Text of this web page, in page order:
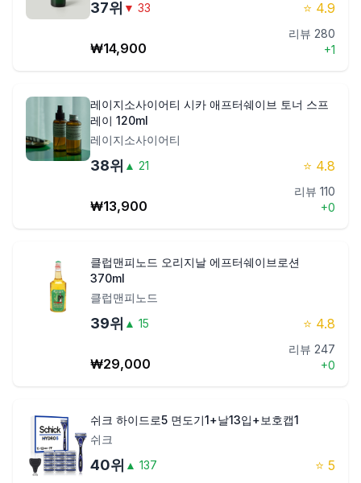
37위 ▼ 33 ⭐ 4.9
₩14,900
리뷰 280
+1
레이지소사이어티 시카 애프터쉐이브 토너 스프
레이 120ml
레이지소사이어티
38위 ▲ 21 ⭐ 4.8
₩13,900
리뷰 110
+0
클럽맨피노드 오리지날 에프터쉐이브로션
370ml
클럽맨피노드
39위 ▲ 15 ⭐ 4.8
₩29,000
리뷰 247
+0
쉬크 하이드로5 면도기1+날13입+보호캡1
쉬크
40위 ▲ 137 ⭐ 5